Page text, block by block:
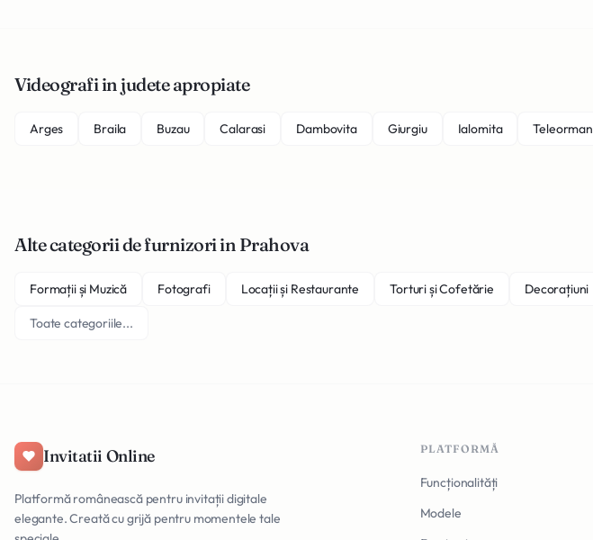
Videografi in judete apropiate
Arges Braila Buzau Calarasi Dambovita Giurgiu Ialomita Teleorman
Alte categorii de furnizori in Prahova
Formații și Muzică Fotografi Locații și Restaurante Torturi și Cofetărie Decorațiuni
Toate categoriile...
Invitatii Online
Platformă românească pentru invitații digitale
elegante. Creată cu grijă pentru momentele tale
PLATFORMĂ
Funcționalități
Modele